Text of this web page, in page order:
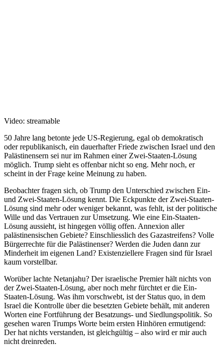
Video: streamable
50 Jahre lang betonte jede US-Regierung, egal ob demokratisch
oder republikanisch, ein dauerhafter Friede zwischen Israel und den
Palästinensern sei nur im Rahmen einer Zwei-Staaten-Lösung
möglich. Trump sieht es offenbar nicht so eng. Mehr noch, er
scheint in der Frage keine Meinung zu haben.
Beobachter fragen sich, ob Trump den Unterschied zwischen Ein-
und Zwei-Staaten-Lösung kennt. Die Eckpunkte der Zwei-Staaten-
Lösung sind mehr oder weniger bekannt, was fehlt, ist der politische
Wille und das Vertrauen zur Umsetzung. Wie eine Ein-Staaten-
Lösung aussieht, ist hingegen völlig offen. Annexion aller
palästinensischen Gebiete? Einschliesslich des Gazastreifens? Volle
Bürgerrechte für die Palästinenser? Werden die Juden dann zur
Minderheit im eigenen Land? Existenziellere Fragen sind für Israel
kaum vorstellbar.
Worüber lachte Netanjahu? Der israelische Premier hält nichts von
der Zwei-Staaten-Lösung, aber noch mehr fürchtet er die Ein-
Staaten-Lösung. Was ihm vorschwebt, ist der Status quo, in dem
Israel die Kontrolle über die besetzten Gebiete behält, mit anderen
Worten eine Fortführung der Besatzungs- und Siedlungspolitik. So
gesehen waren Trumps Worte beim ersten Hinhören ermutigend:
Der hat nichts verstanden, ist gleichgültig – also wird er mir auch
nicht dreinreden.